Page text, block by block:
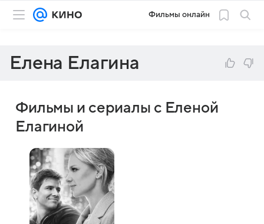
Фильмы онлайн
Елена Елагина
Фильмы и сериалы с Еленой
Елагиной